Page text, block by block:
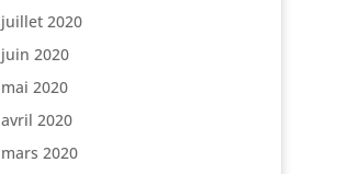
juillet 2020
juin 2020
mai 2020
avril 2020
mars 2020